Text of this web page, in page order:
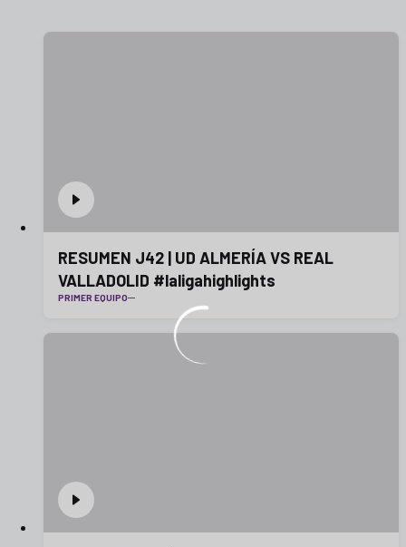
RESUMEN J42 | UD ALMERÍA VS REAL
VALLADOLID #laligahighlights
PRIMER EQUIPO